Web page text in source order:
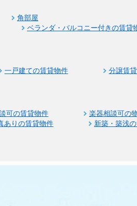
角部屋
ベランダ・バルコニー付きの賃貸
一戸建ての賃貸物件
分譲賃
可の賃貸物件
楽器相談可の
ありの賃貸物件
新築・築浅